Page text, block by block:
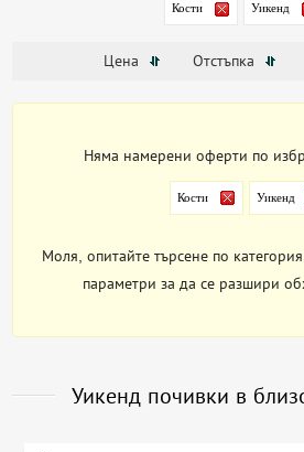
Кости Уикенд
Цена Отстъпка
Няма намерени оферти по
Кости Уикенд
Моля, опитайте търсене по
параметри за да се разшири
Уикенд почивки в